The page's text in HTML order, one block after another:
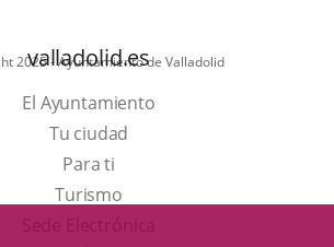
2025 - Ayuntamiento de Valladolid
valladolid.es
El Ayuntamiento
Tu ciudad
Para ti
TurismoEste